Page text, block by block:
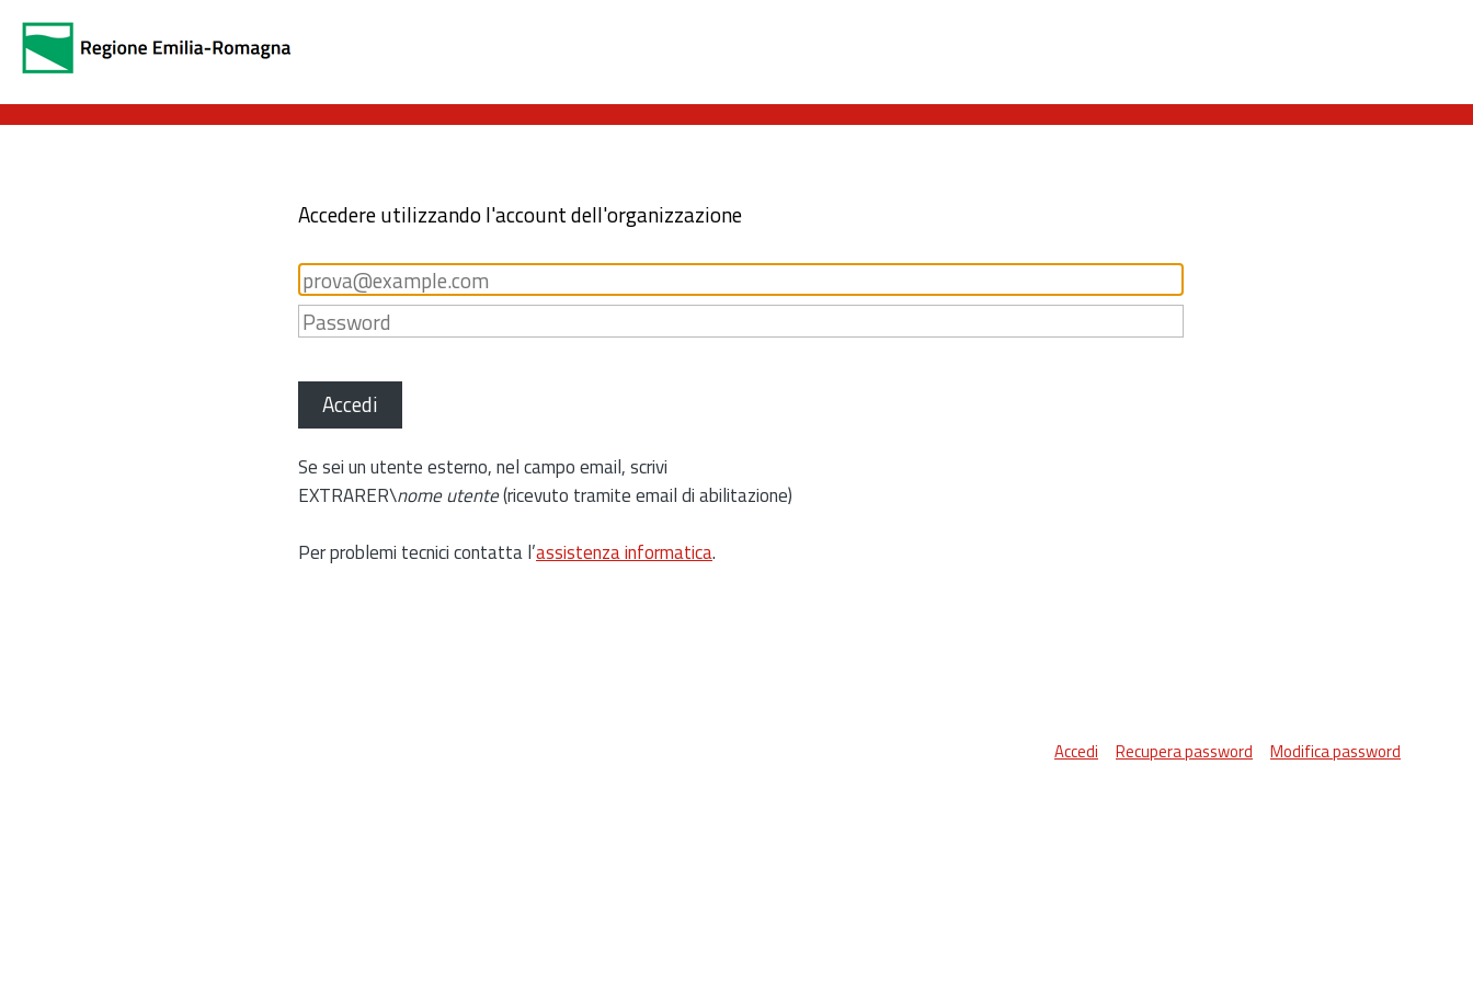
Accedere utilizzando l'account dell'organizzazione
Accedi
Se sei un utente esterno, nel campo email, scrivi
EXTRARER\nome utente(ricevuto tramite email di abilitazione)
Per problemi tecnici contatta l’assistenza informatica.
Accedi Recupera password Modifica password